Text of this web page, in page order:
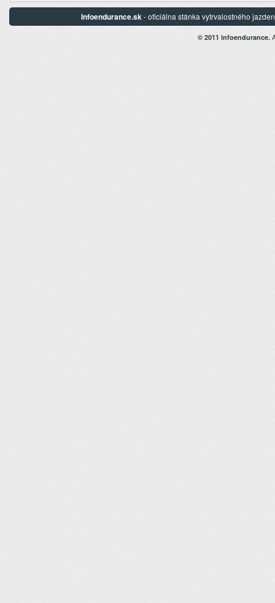
Infoendurance.sk - oficiálna stánka vytrvalostného
© 2011 infoendurance.